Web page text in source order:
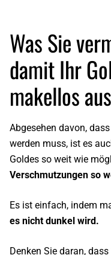
Was Sie
damit Ihr
makellos
Abgesehen davon,
werden muss, ist es
Goldes so weit wie
Verschmutzungen so
Es ist einfach, indem
es nicht dunkel wird.
Denken Sie daran,